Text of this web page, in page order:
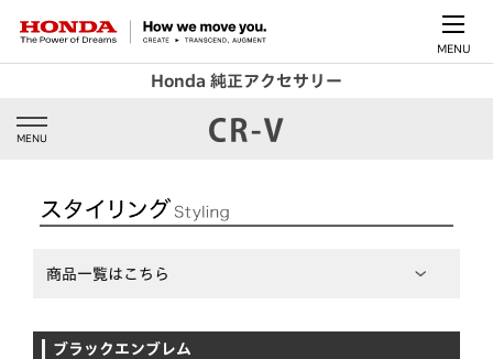
MENU
Honda 純正アクセサリー
MENU
商品一覧はこちら
ブラックエンブレム